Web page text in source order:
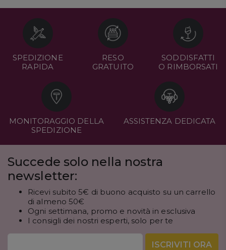
SPEDIZIONE
RAPIDA
RESO
GRATUITO
SODDISFATTI
O RIMBORSATI
MONITORAGGIO DELLA
SPEDIZIONE
ASSISTENZA DEDICATA
Succede solo nella nostra
newsletter:
Ricevi subito 5€ di buono acquisto su un carrello
di almeno 50€
Ogni settimana, promo e novità in esclusiva
I consigli dei nostri esperti, solo per te
ISCRIVITI ORA